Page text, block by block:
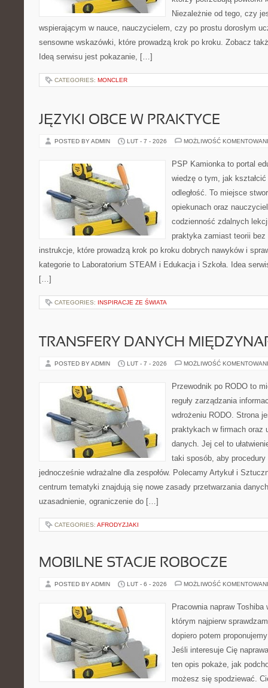
Niezależnie od tego, czy
wspierającym w nauce, nauczycielem, czy po prostu dorosłym
sensowne wskazówki, które prowadzą krok po kroku. Zobacz
Ideą serwisu jest pokazanie, […]
CATEGORIES: MONCLER
JĘZYKI OBCE W PRAKTYCE
POSTED BY ADMIN LUT - 7 - 2026 MOŻLIWOŚĆ
PSP Kamionka to portal
wiedzę o tym, jak
odległość. To miejsce
opiekunach oraz
codzienność zdalnych
praktyka zamiast teorii
instrukcje, które prowadzą krok po kroku dobrych nawyków i
kategorie to Laboratorium STEAM i Edukacja i Szkoła. Idea
[…]
CATEGORIES: INSPIRACJE ZE ŚWIATA
TRANSFERY DANYCH
POSTED BY ADMIN LUT - 7 - 2026 MOŻLIWOŚĆ
Przewodnik po RODO to
reguły zarządzania
wdrożeniu RODO. Strona
praktykach w firmach oraz
danych. Jej cel to
taki sposób, aby procedury
jednocześnie wdrażalne dla zespołów. Polecamy Artykuł i
centrum tematyki znajdują się nowe zasady przetwarzania
uzasadnienie, ograniczenie do […]
CATEGORIES: AFRODYZJAKI
MOBILNE STACJE ROBOCZE
POSTED BY ADMIN LUT - 6 - 2026 MOŻLIWOŚĆ
Pracownia napraw
którym najpierw
dopiero potem
Jeśli interesuje Cię
ten opis pokaże, jak
możesz się spodziewać.